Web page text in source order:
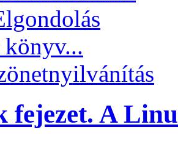
könyv...
fejezet. A